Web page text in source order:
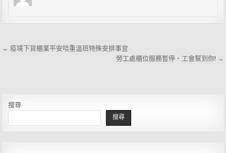
文
覽
← 疫境下貨櫃業平安咭重溫班特殊安排事宜
勞工處櫃位服務暫停‧工會幫到你! →
搜尋
搜尋